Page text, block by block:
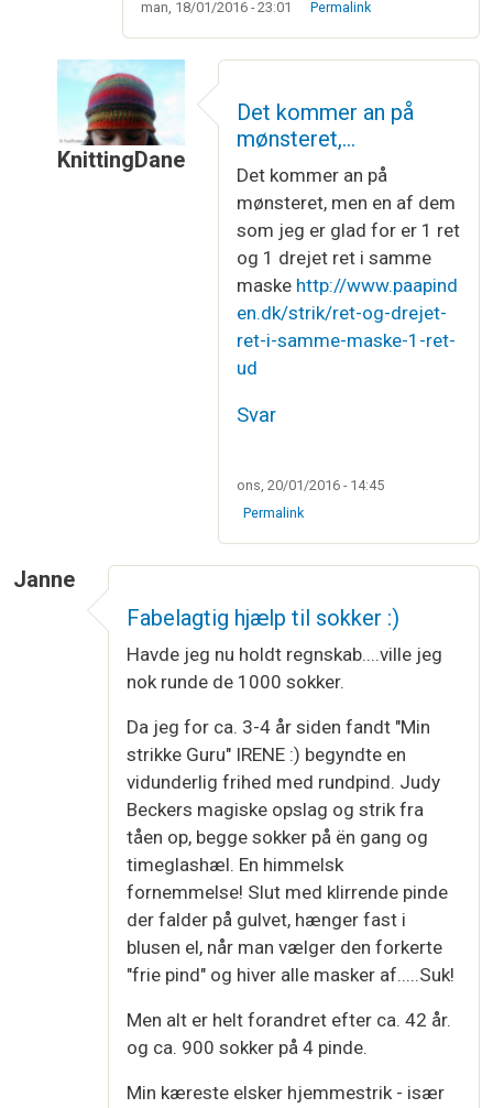
man, 18/01/2016 - 23:01 Permalink
KnittingDane
Hvilken udtagning vil du…
Det kommer an på
mønsteret,…
Det kommer an på
mønsteret, men en af dem
som jeg er glad for er 1 ret
og 1 drejet ret i samme
maske http://www.paapind
en.dk/strik/ret-og-drejet-
ret-i-samme-maske-1-ret-
ud
Svar
ons, 20/01/2016 - 14:45
Permalink
Janne
Fabelagtig hjælp til sokker :)
Havde jeg nu holdt regnskab....ville jeg
nok runde de 1000 sokker.
Da jeg for ca. 3-4 år siden fandt "Min
strikke Guru" IRENE :) begyndte en
vidunderlig frihed med rundpind. Judy
Beckers magiske opslag og strik fra
tåen op, begge sokker på ën gang og
timeglashæl. En himmelsk
fornemmelse! Slut med klirrende pinde
der falder på gulvet, hænger fast i
blusen el, når man vælger den forkerte
"frie pind" og hiver alle masker af.....Suk!
Men alt er helt forandret efter ca. 42 år.
og ca. 900 sokker på 4 pinde.
Min kæreste elsker hjemmestrik - især